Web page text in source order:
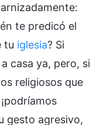
te predicó el
tu iglesia? Si
casa ya, pero, si
religiosos que
gesto agresivo,